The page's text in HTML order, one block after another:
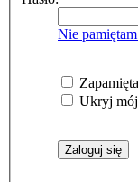
Nie pamiętam
Ukryj mój